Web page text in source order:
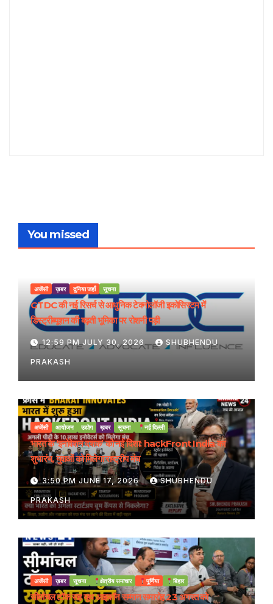
You missed
अजेंसी ख़बर दुनिया जहाँ सूचना
GTDC की नई रिसर्च से आधुनिक टेक्नोलॉजी इकोसिस्टम में
डिस्ट्रीब्यूशन की बढ़ती भूमिका पर रोशनी पड़ी
12:59 PM JULY 30, 2026 SHUBHENDU
PRAKASH
अजेंसी आयोजन उद्योग ख़बर सूचना नई दिल्ली
भारत के ‘इनोवेशन दशक’ को नई दिशा: hackFront India का
शुभारंभ, युवाओं को मिलेगा राष्ट्रीय मंच
3:50 PM JUNE 17, 2026 SHUBHENDU
PRAKASH
अजेंसी ख़बर सूचना क्षेत्रीय समाचार पूर्णिया बिहार
सीमांचल टॉक सह यूथ आइकॉन सम्मान समारोह 23 अगस्त को